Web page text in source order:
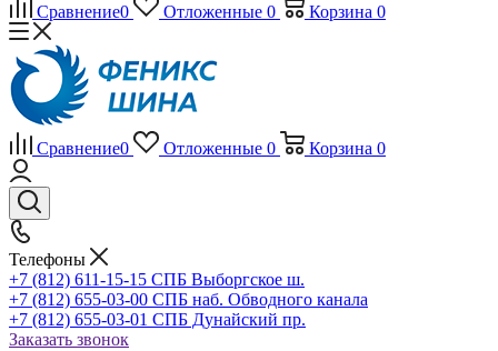
Сравнение0 Отложенные 0 Корзина 0
Сравнение0 Отложенные 0 Корзина 0
Телефоны
+7 (812) 611-15-15 СПБ Выборгское ш.
+7 (812) 655-03-00 СПБ наб. Обводного канала
+7 (812) 655-03-01 СПБ Дунайский пр.
Заказать звонок